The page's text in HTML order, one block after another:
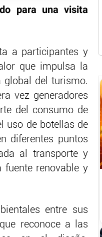
para una visita
a participantes y
que impulsa la
global del turismo.
vez generadores
del consumo de
uso de botellas de
diferentes puntos
al transporte y
fuente renovable y
entre sus
reconoce a las